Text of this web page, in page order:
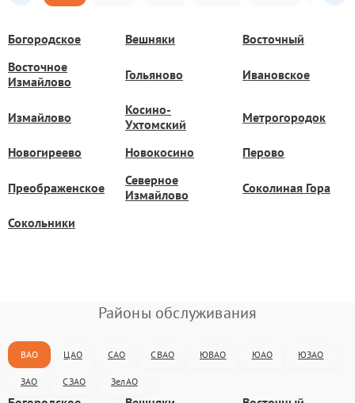
Богородское Вешняки
Восточный
Восточное
Измайлово
Гольяново Ивановское
Измайлово
Косино-
Ухтомский
Метрогородок
Новогиреево Новокосино Перово
Преображенское
Северное
Измайлово
Соколиная Гора
Сокольники
Районы обслуживания
ВАО ЦАО САО СВАО ЮВАО ЮАО ЮЗАО
ЗАО СЗАО ЗелАО